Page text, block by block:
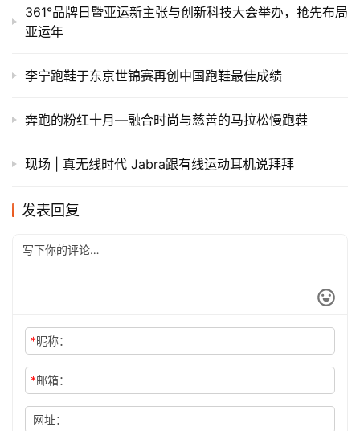
动
集
361°品牌日暨亚运新主张与创新科技大会举办，抢先布局
亚运年
李宁跑鞋于东京世锦赛再创中国跑鞋最佳成绩
奔跑的粉红十月—融合时尚与慈善的马拉松慢跑鞋
现场 | 真无线时代 Jabra跟有线运动耳机说拜拜
发表回复
*昵称：
*邮箱：
网址：